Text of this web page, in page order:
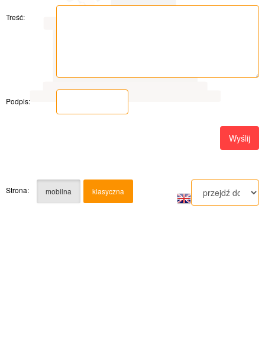
Treść:
Podpis:
Strona: mobilna klasyczna